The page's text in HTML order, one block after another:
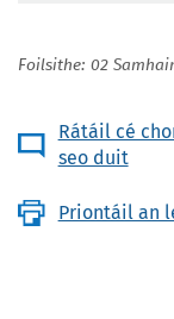
Foilsithe: 02
Rátáil cé
seo duit
Priontáil an